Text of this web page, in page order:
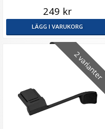
249 kr
LÄGG I VARUKORG
2 varianter